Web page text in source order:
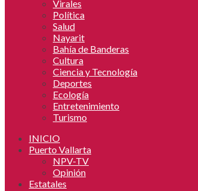
Virales
Política
Salud
Nayarit
Bahía de Banderas
Cultura
Ciencia y Tecnología
Deportes
Ecología
Entretenimiento
Turismo
INICIO
Puerto Vallarta
NPV-TV
Opinión
Estatales